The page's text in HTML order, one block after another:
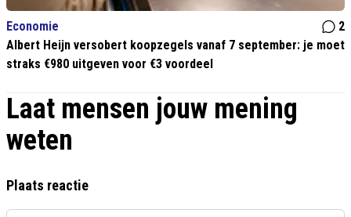
Economie
2
Albert Heijn versobert koopzegels vanaf 7 september: je moet
straks €980 uitgeven voor €3 voordeel
Laat mensen jouw mening
weten
Plaats reactie